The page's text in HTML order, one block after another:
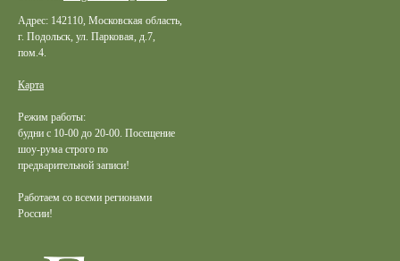
Адрес: 142110, Московская область,
г. Подольск, ул. Парковая, д.7,
пом.4.
Карта
Режим работы:
будни с 10-00 до 20-00. Посещение
шоу-рума строго по
предварительной записи!
Работаем со всеми регионами
России!